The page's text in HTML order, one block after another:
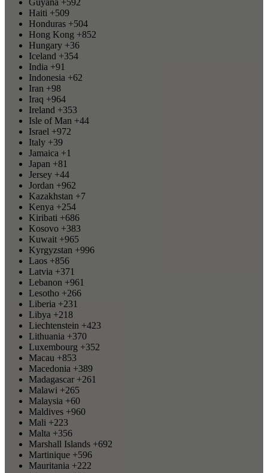
Guyana +592
Haiti +509
Honduras +504
Hong Kong +852
Hungary +36
Iceland +354
India +91
Indonesia +62
Iran +98
Iraq +964
Ireland +353
Isle of Man +44
Israel +972
Italy +39
Jamaica +1
Japan +81
Jersey +44
Jordan +962
Kazakhstan +7
Kenya +254
Kiribati +686
Kosovo +383
Kuwait +965
Kyrgyzstan +996
Laos +856
Latvia +371
Lebanon +961
Lesotho +266
Liberia +231
Libya +218
Liechtenstein +423
Lithuania +370
Luxembourg +352
Macau +853
Macedonia +389
Madagascar +261
Malawi +265
Malaysia +60
Maldives +960
Mali +223
Malta +356
Marshall Islands +692
Martinique +596
Mauritania +222